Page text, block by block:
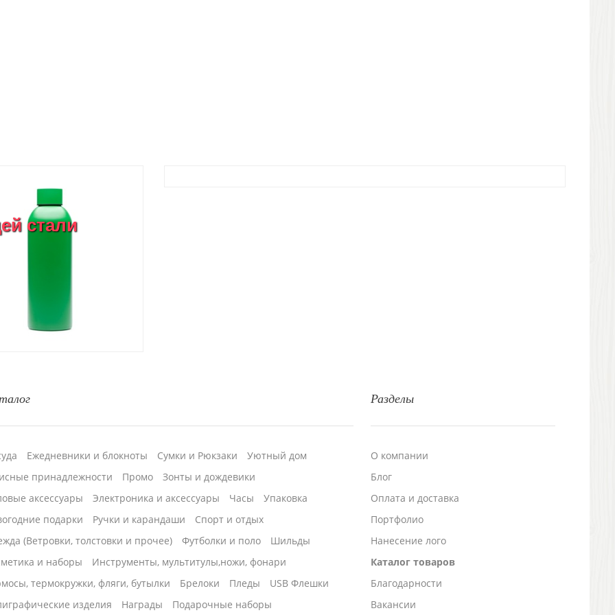
стали
Разделы
О компании
Блог
Оплата и доставка
Портфолио
Нанесение лого
Каталог товаров
Благодарности
Вакансии
Ежедневники и блокноты Сумки и Рюкзаки
Уютный дом
принадлежности
Промо
Зонты и дождевики
аксессуары
Электроника и аксессуары Часы
Упаковка
подарки
Ручки и карандаши
Спорт и отдых
(Ветровки, толстовки и прочее)
Футболки и поло
Шильды
и наборы
Инструменты, мультитулы,ножи, фонари
термокружки, фляги, бутылки
Брелоки Пледы
USB Флешки
изделия
Награды Подарочные наборы